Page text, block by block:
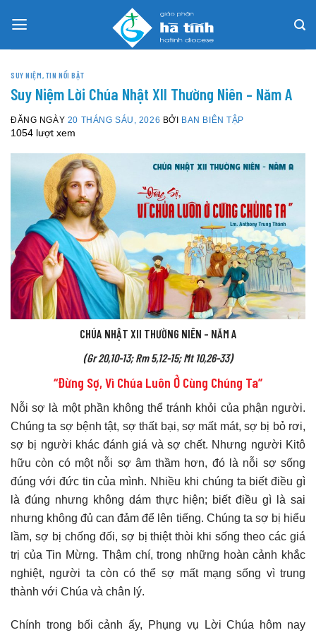
SUY NIỆM, TIN NỔI BẬT
Suy Niệm Lời Chúa Nhật XII Thường Niên – Năm A
ĐĂNG NGÀY 20 THÁNG SÁU, 2026 BỞI BAN BIÊN TẬP
1054 lượt xem
CHÚA NHẬT XII THƯỜNG NIÊN – NĂM A
(Gr 20,10-13; Rm 5,12-15; Mt 10,26-33)
“Đừng Sợ, Vì Chúa Luôn Ở Cùng Chúng Ta”
Nỗi sợ là một phần không thể tránh khỏi của phận người.
Chúng ta sợ bệnh tật, sợ thất bại, sợ mất mát, sợ bị bỏ rơi,
sợ bị người khác đánh giá và sợ chết. Nhưng người Kitô
hữu còn có một nỗi sợ âm thầm hơn, đó là nỗi sợ sống
đúng với đức tin của mình. Nhiều khi chúng ta biết điều gì
là đúng nhưng không dám thực hiện; biết điều gì là sai
nhưng không đủ can đảm để lên tiếng. Chúng ta sợ bị hiểu
lầm, sợ bị chống đối, sợ bị thiệt thòi khi sống theo các giá
trị của Tin Mừng. Thậm chí, trong những hoàn cảnh khắc
nghiệt, người ta còn có thể sợ mất mạng sống vì trung
thành với Chúa và chân lý.
Chính trong bối cảnh ấy, Phụng vụ Lời Chúa hôm nay